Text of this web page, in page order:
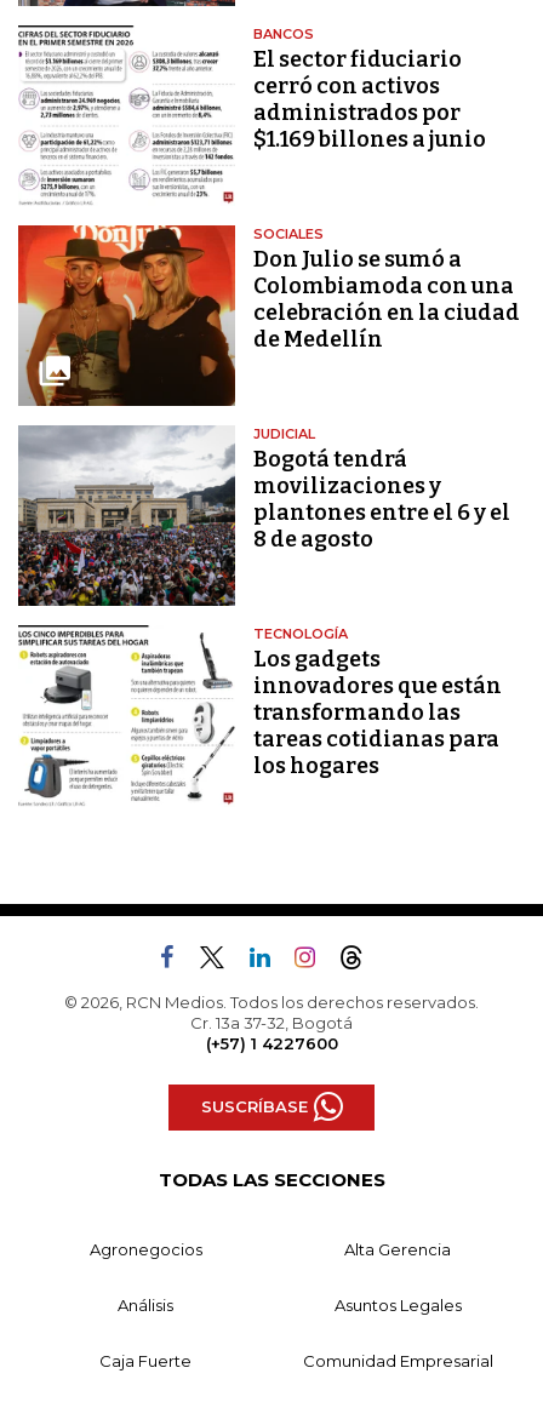
BANCOS
El sector fiduciario
cerró con activos
administrados por
$1.169 billones a junio
SOCIALES
Don Julio se sumó a
Colombiamoda con una
celebración en la ciudad
de Medellín
JUDICIAL
Bogotá tendrá
movilizaciones y
plantones entre el 6 y el
8 de agosto
TECNOLOGÍA
Los gadgets
innovadores que están
transformando las
tareas cotidianas para
los hogares
© 2026, RCN Medios. Todos los derechos reservados.
Cr. 13a 37-32, Bogotá
(+57) 1 4227600
SUSCRÍBASE
TODAS LAS SECCIONES
Agronegocios Alta Gerencia
Análisis Asuntos Legales
Caja Fuerte Comunidad Empresarial